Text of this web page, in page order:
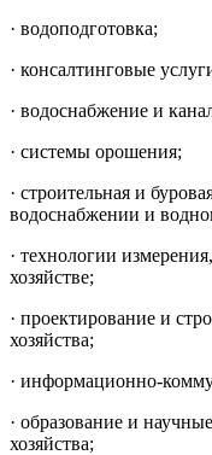
· водоподготовка;
· консалтинговые
· водоснабжение и
· системы орошения;
· строительная и
водоснабжении и
· технологии
хозяйстве;
· проектирование и
хозяйства;
· информационно-
· образование и
хозяйства;